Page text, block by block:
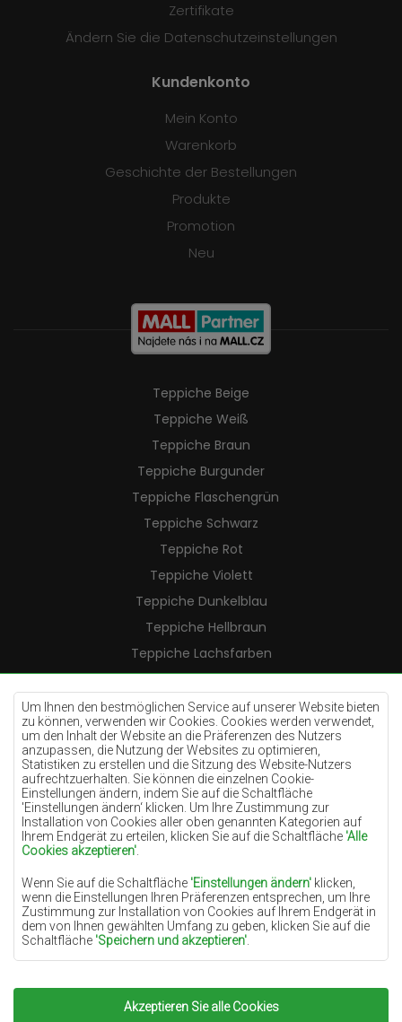
Um Ihnen den bestmöglichen Service auf unserer Website bieten
zu können, verwenden wir Cookies. Cookies werden verwendet,
um den Inhalt der Website an die Präferenzen des Nutzers
anzupassen, die Nutzung der Websites zu optimieren,
Statistiken zu erstellen und die Sitzung des Website-Nutzers
aufrechtzuerhalten. Sie können die einzelnen Cookie-
Einstellungen ändern, indem Sie auf die Schaltfläche
'Einstellungen ändern‘ klicken. Um Ihre Zustimmung zur
Installation von Cookies aller oben genannten Kategorien auf
Ihrem Endgerät zu erteilen, klicken Sie auf die Schaltfläche 'Alle
Cookies akzeptieren'
Wenn Sie auf die Schaltfläche 'Einstellungen ändern' klicken,
wenn die Einstellungen Ihren Präferenzen entsprechen, um Ihre
Zustimmung zur Installation von Cookies auf Ihrem Endgerät in
dem von Ihnen gewählten Umfang zu geben, klicken Sie auf die
Schaltfläche 'Speichern und akzeptieren'
Grundlage für die Verarbeitung das berechtigte Interesse des
Datenverwalters (TEPPICHECHEMEX) oder Dritter in Form der
Bereitstellung qualitativ hochwertiger Dienste auf unserer
Akzeptieren Sie alle Cookies
Zertifikate
Ändern Sie die Datenschutzeinstellungen
Kundenkonto
Mein Konto
Warenkorb
Geschichte der Bestellungen
Produkte
Promotion
Neu
Teppiche Beige
Teppiche Weiß
Teppiche Braun
Teppiche Burgunder
Teppiche Flaschengrün
Teppiche Schwarz
Teppiche Rot
Teppiche Violett
Teppiche Dunkelblau
Teppiche Hellbraun
Teppiche Lachsfarben
Teppiche Cremefarben
Teppiche Lilac
Teppiche Gelb
Teppiche Pfefferminz
Teppiche Blau
Teppiche Orange
Teppiche Rosa
Teppiche Terrakotte
Teppiche Grün
Teppiche Golden
Copyright 2022Teppiche Chemex.Alle Rechte